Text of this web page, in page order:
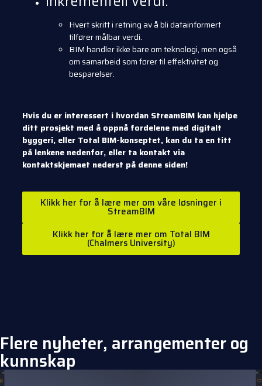
Hvert skritt i retning av å bli datainformert
tilfører målbar verdi.
BIM handler ikke bare om teknologi, men også
om samarbeid som fører til effektivitet og
besparelser.
Hvis du er interessert i hvordan StreamBIM kan hjelpe
ditt prosjekt med å oppnå fordelene med digitalt
byggeri, eller Total BIM-konseptet, kan du ta en titt
på lenkene nedenfor, eller ta kontakt via
kontaktskjemaet nederst på denne siden!
Klikk her for å lære mer om våre løsninger i
StreamBIM
Klikk her for å lære mer om Total BIM
(Chalmers University)
Flere nyheter, arrangementer og
kunnskap